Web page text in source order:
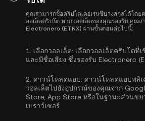
คุณสามารถซื้อคริปโตเคอเรนซีบางสกุลได้โดย
อลเล็ตคริปโต หากวอลเล็ตของคุณรองรับ คุณส
Electronero (ETNX) ผ่านขั้นตอนต่อไปนี้:
1. เลือกวอลเล็ต: เลือกวอลเล็ตคริปโตที่เ
และมีชื่อเสียง ซึ่งรองรับ Electronero
2. ดาวน์โหลดแอป: ดาวน์โหลดแอปพลิ
วอลเล็ตไปยังอุปกรณ์ของคุณจาก
Store, App Store หรือในฐานะส่วนขย
เบราว์เซอร์